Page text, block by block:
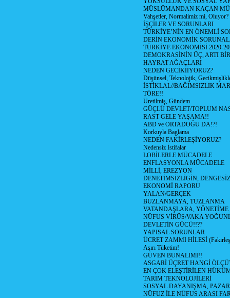
MÜSLÜMANDAN KAÇAN
Vahşetler, Normalimiz mi, Oluyor?
İŞÇİLER VE SORUNLARI
TÜRKİYE’NİN EN ÖNEMLİ
DERİN EKONOMİK
TÜRKİYE EKONOMİSİ 2020-
DEMOKRASİNİN ÜÇ, ARTI
HAYRAT AĞAÇLARI
NEDEN GECİKİİYORUZ?
Düşünsel, Teknolojik,
İSTİKLAL//BAĞIMSIZLIK
TÖRE!!
Üretilmiş, Gündem
GÜÇLÜ DEVLET/TOPLUM
RAST GELE YAŞAMA!!
ABD ve ORTADOĞU DA!?!
Korkuyla Baglama
NEDEN FAKİRLEŞİYORUZ?
Nedensiz İstifalar
LOBİLERLE MÜCADELE
ENFLASYONLA MÜCADELE
MİLLİ, EREZYON
DENETİMSİZLİGİN,
EKONOMİ RAPORU
YALAN/GERÇEK
BUZLANMAYA, TUZLANMA
VATANDAŞLARA,
NÜFUS VİRÜS/VAKA
DEVLETİN GÜCÜ!!??
YAPISAL SORUNLAR
ÜCRET ZAMMI HİLESİ
Aşırı Tüketim!
GÜVEN BUNALIMI!!
ASGARİ ÜÇRET HANGİ
EN ÇOK ELEŞTİRİLEN
TARIM TEKNOLOJİLERİ
SOSYAL DAYANIŞMA,
NÜFUZ İLE NÜFUS ARASI